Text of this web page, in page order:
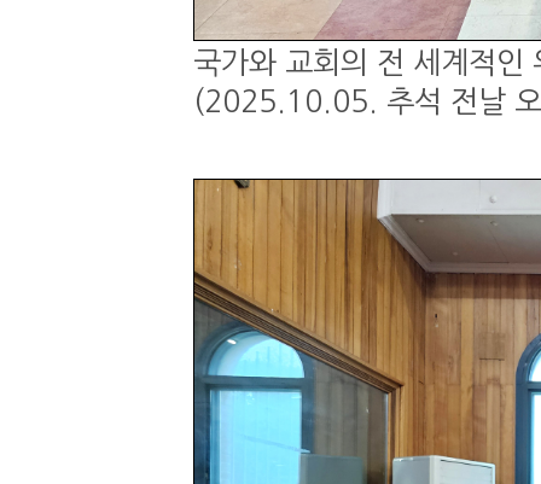
국가와 교회의 전 세계적인
(2025.10.05. 추석 전날